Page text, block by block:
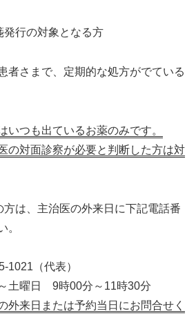
行の対象となる方
者さまで、定期的な処方がでている
つも出ているお薬のみです。
の対面診察が必要と判断した方は対
は、主治医の外来日に下記電話番
。
（代表）
土曜日 9時00分～11時30分
外来日または予約当日にお問合せく